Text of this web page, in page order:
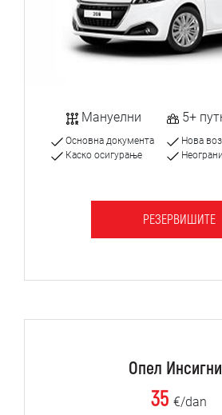
Мануелни 5+
Основна документа
Каско осигурање
Нова
РЕЗЕРВИШИТЕ
Опел
35 €/dan